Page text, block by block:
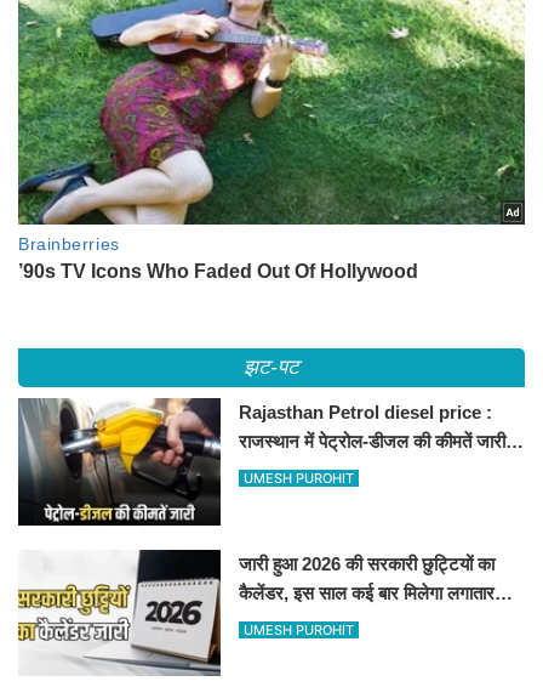
झट-पट
Rajasthan Petrol diesel price :
राजस्थान में पेट्रोल-डीजल की कीमतें जारी,
जानिए बीकानेर समेत पुरे प्रदेश में नए रेट
UMESH PUROHIT
जारी हुआ 2026 की सरकारी छुट्टियों का
कैलेंडर, इस साल कई बार मिलेगा लगातार
अवकाश, देखें
UMESH PUROHIT